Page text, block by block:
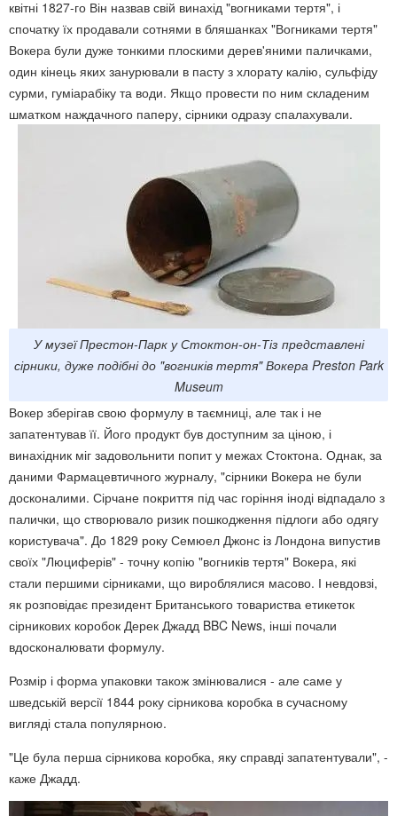
квітні 1827-го Він назвав свій винахід "вогниками тертя", і
спочатку їх продавали сотнями в бляшанках "Вогниками тертя"
Вокера були дуже тонкими плоскими дерев'яними паличками,
один кінець яких занурювали в пасту з хлорату калію, сульфіду
сурми, гуміарабіку та води. Якщо провести по ним складеним
шматком наждачного паперу, сірники одразу спалахували.
У музеї Престон-Парк у Стоктон-он-Тіз представлені
сірники, дуже подібні до "вогників тертя" Вокера Preston Park
Museum
Вокер зберігав свою формулу в таємниці, але так і не
запатентував її. Його продукт був доступним за ціною, і
винахідник міг задовольнити попит у межах Стоктона. Однак, за
даними Фармацевтичного журналу, "сірники Вокера не були
досконалими. Сірчане покриття під час горіння іноді відпадало з
палички, що створювало ризик пошкодження підлоги або одягу
користувача". До 1829 року Семюел Джонс із Лондона випустив
своїх "Люциферів" - точну копію "вогників тертя" Вокера, які
стали першими сірниками, що вироблялися масово. І невдовзі,
як розповідає президент Британського товариства етикеток
сірникових коробок Дерек Джадд BBC News, інші почали
вдосконалювати формулу.
Розмір і форма упаковки також змінювалися - але саме у
шведській версії 1844 року сірникова коробка в сучасному
вигляді стала популярною.
"Це була перша сірникова коробка, яку справді запатентували", -
каже Джадд.